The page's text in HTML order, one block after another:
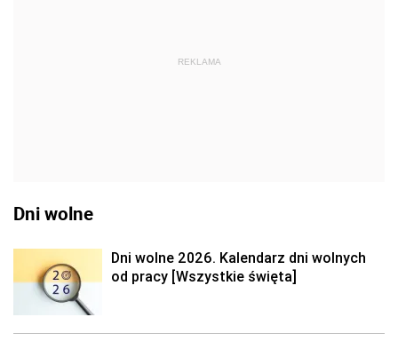
REKLAMA
Dni wolne
Dni wolne 2026. Kalendarz dni wolnych
od pracy [Wszystkie święta]